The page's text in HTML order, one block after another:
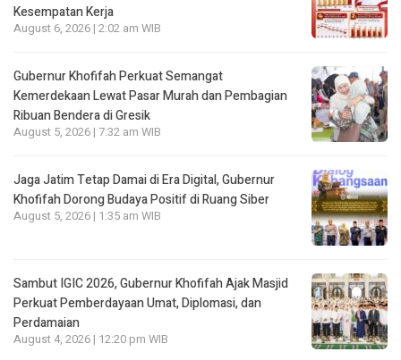
Kesempatan Kerja
August 6, 2026 | 2:02 am WIB
Gubernur Khofifah Perkuat Semangat
Kemerdekaan Lewat Pasar Murah dan Pembagian
Ribuan Bendera di Gresik
August 5, 2026 | 7:32 am WIB
Jaga Jatim Tetap Damai di Era Digital, Gubernur
Khofifah Dorong Budaya Positif di Ruang Siber
August 5, 2026 | 1:35 am WIB
Sambut IGIC 2026, Gubernur Khofifah Ajak Masjid
Perkuat Pemberdayaan Umat, Diplomasi, dan
Perdamaian
August 4, 2026 | 12:20 pm WIB